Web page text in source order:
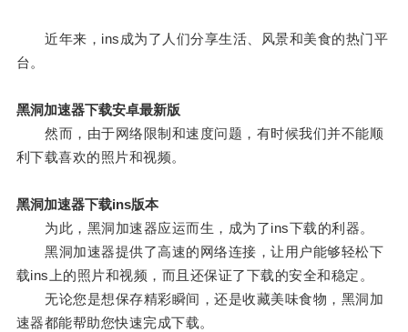
近年来，ins成为了人们分享生活、风景和美食的热门平
台。
黑洞加速器下载安卓最新版
然而，由于网络限制和速度问题，有时候我们并不能顺
利下载喜欢的照片和视频。
黑洞加速器下载ins版本
为此，黑洞加速器应运而生，成为了ins下载的利器。
黑洞加速器提供了高速的网络连接，让用户能够轻松下
载ins上的照片和视频，而且还保证了下载的安全和稳定。
无论您是想保存精彩瞬间，还是收藏美味食物，黑洞加
速器都能帮助您快速完成下载。